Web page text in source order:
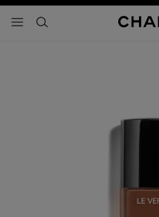
- navegación principal
buscar